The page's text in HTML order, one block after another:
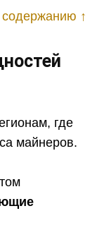
содержанию ↑
где
майнеров.